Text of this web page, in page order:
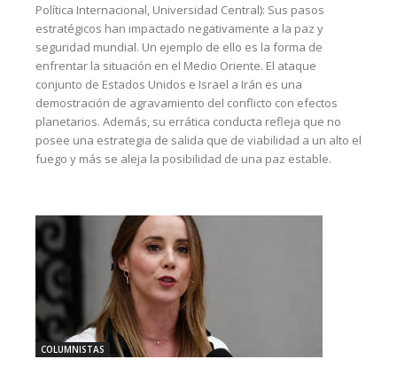
Política Internacional, Universidad Central): Sus pasos
estratégicos han impactado negativamente a la paz y
seguridad mundial. Un ejemplo de ello es la forma de
enfrentar la situación en el Medio Oriente. El ataque
conjunto de Estados Unidos e Israel a Irán es una
demostración de agravamiento del conflicto con efectos
planetarios. Además, su errática conducta refleja que no
posee una estrategia de salida que de viabilidad a un alto el
fuego y más se aleja la posibilidad de una paz estable.
COLUMNISTAS